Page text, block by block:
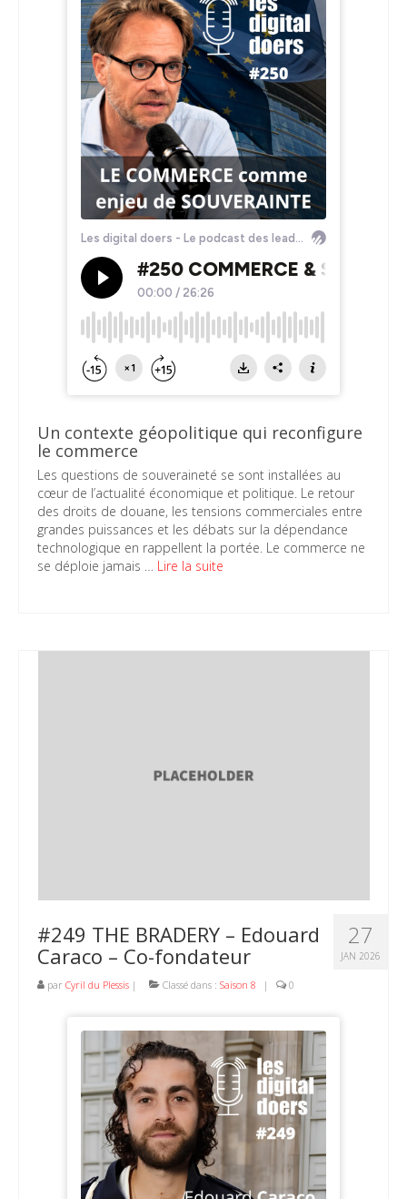
Un contexte géopolitique qui reconfigure
le commerce
Les questions de souveraineté se sont installées au
cœur de l’actualité économique et politique. Le retour
des droits de douane, les tensions commerciales entre
grandes puissances et les débats sur la dépendance
technologique en rappellent la portée. Le commerce ne
se déploie jamais … Lire la suite
27
JAN 2026
#249 THE BRADERY – Edouard
Caraco – Co-fondateur
par Cyril du Plessis | Classé dans : Saison 8 | 0